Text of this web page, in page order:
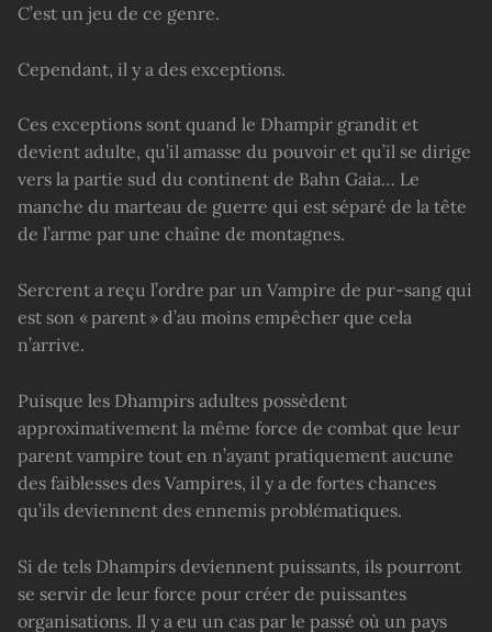
C’est un jeu de ce genre.
Cependant, il y a des exceptions.
Ces exceptions sont quand le Dhampir grandit et
devient adulte, qu’il amasse du pouvoir et qu’il se dirige
vers la partie sud du continent de Bahn Gaia… Le
manche du marteau de guerre qui est séparé de la tête
de l’arme par une chaîne de montagnes.
Sercrent a reçu l’ordre par un Vampire de pur-sang qui
est son « parent » d’au moins empêcher que cela
n’arrive.
Puisque les Dhampirs adultes possèdent
approximativement la même force de combat que leur
parent vampire tout en n’ayant pratiquement aucune
des faiblesses des Vampires, il y a de fortes chances
qu’ils deviennent des ennemis problématiques.
Si de tels Dhampirs deviennent puissants, ils pourront
se servir de leur force pour créer de puissantes
organisations. Il y a eu un cas par le passé où un pays